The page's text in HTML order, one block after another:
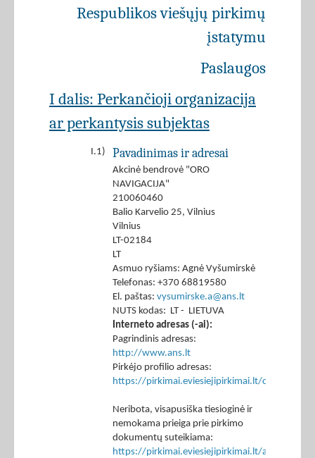
Respublikos viešųjų pirkimų
įstatymu
Paslaugos
I dalis: Perkančioji organizacija
ar perkantysis subjektas
I.1) Pavadinimas ir adresai
Akcinė bendrovė "ORO
NAVIGACIJA"
210060460
Balio Karvelio 25, Vilnius
Vilnius
LT-02184
LT
Asmuo ryšiams: Agnė Vyšumirskė
Telefonas: +370 68819580
El. paštas: vysumirske.a@ans.lt
NUTS kodas: LT - LIETUVA
Interneto adresas (-ai):
Pagrindinis adresas:
http://www.ans.lt
Pirkėjo profilio adresas:
https://pirkimai.eviesiejipirkimai.lt/ctm/
Neribota, visapusiška tiesioginė ir
nemokama prieiga prie pirkimo
dokumentų suteikiama:
https://pirkimai.eviesiejipirkimai.lt/app/rfq/